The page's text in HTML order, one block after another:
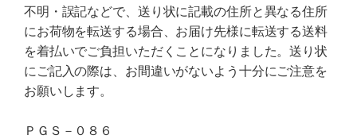
不明・誤記などで、送り状に記載の住所と異なる住所
にお荷物を転送する場合、お届け先様に転送する送料
を着払いでご負担いただくことになりました。送り状
にご記入の際は、お間違いがないよう十分にご注意を
お願いします。
ＰＧＳ－０８６